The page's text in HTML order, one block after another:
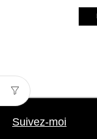
Suivez-moi